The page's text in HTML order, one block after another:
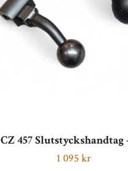
CZ 457 Slutstyckshandtag
1 095 kr